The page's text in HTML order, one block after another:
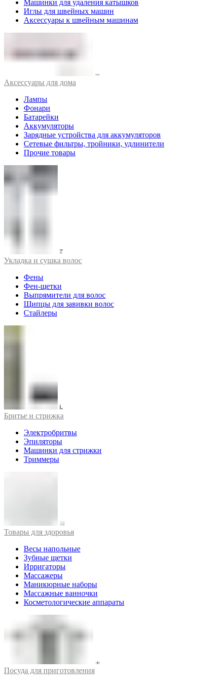
Машинки для удаления катышков
Иглы для швейных машин
Аксессуары к швейным машинам
Аксессуары для дома
Лампы
Фонари
Батарейки
Аккумуляторы
Зарядные устройства для аккумуляторов
Сетевые фильтры, тройники, удлинители
Прочие товары
Укладка и сушка волос
Фены
Фен-щетки
Выпрямители для волос
Щипцы для завивки волос
Стайлеры
Бритье и стрижка
Электробритвы
Эпиляторы
Машинки для стрижки
Триммеры
Товары для здоровья
Весы напольные
Зубные щетки
Ирригаторы
Массажеры
Маникюрные наборы
Массажные ванночки
Косметологические аппараты
Посуда для приготовления